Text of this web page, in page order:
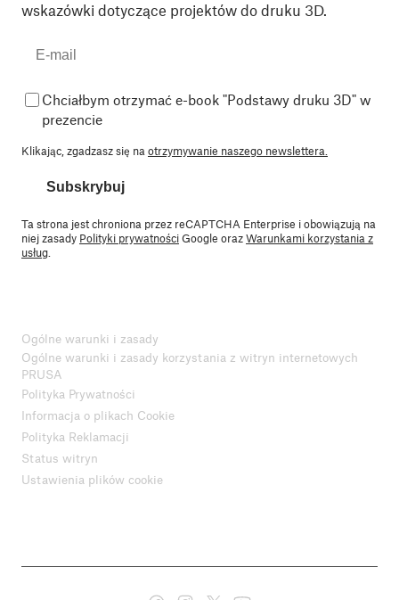
wskazówki dotyczące projektów do druku 3D.
Chciałbym otrzymać e-book "Podstawy druku 3D" w
prezencie
Klikając, zgadzasz się na otrzymywanie naszego newslettera.
Subskrybuj
Ta strona jest chroniona przez reCAPTCHA Enterprise i obowiązują na
niej zasady Polityki prywatnościGoogle orazWarunkami korzystania z
usług
Ogólne warunki i zasady
Ogólne warunki i zasady korzystania z witryn internetowych
PRUSA
Polityka Prywatności
Informacja o plikach Cookie
Polityka Reklamacji
Status witryn
Ustawienia plików cookie